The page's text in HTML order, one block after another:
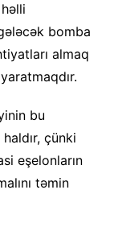
bomba
almaq
bu
çünki
eşelonların
təmin